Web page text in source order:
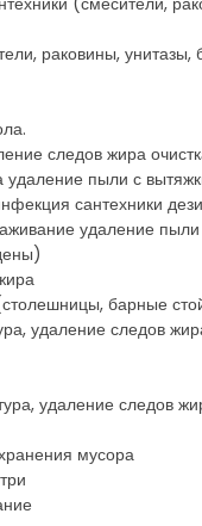
раковины, унитазы,
следов жира
удаление пыли с
сантехники
удаление
барные
удаление следов
удаление следов
мусора